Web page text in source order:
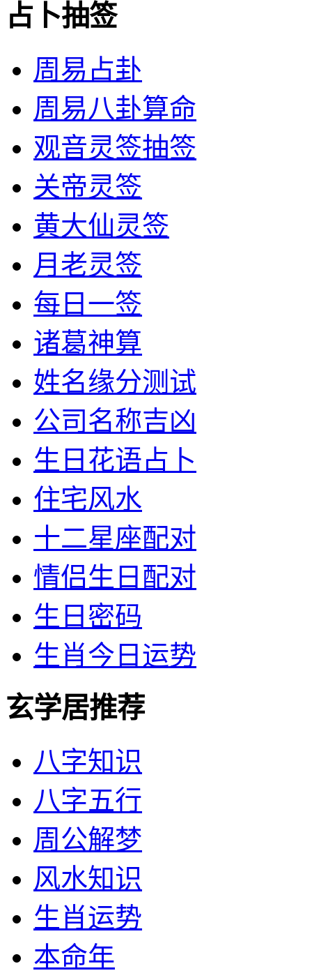
占卜抽签
周易占卦
周易八卦算命
观音灵签抽签
关帝灵签
黄大仙灵签
月老灵签
每日一签
诸葛神算
姓名缘分测试
公司名称吉凶
生日花语占卜
住宅风水
十二星座配对
情侣生日配对
生日密码
生肖今日运势
玄学居推荐
八字知识
八字五行
周公解梦
风水知识
生肖运势
本命年